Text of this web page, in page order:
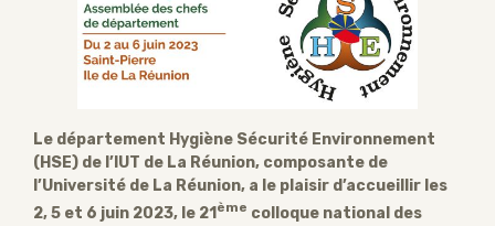
Le département Hygiène Sécurité Environnement
(HSE) de l’IUT de La Réunion, composante de
l’Université de La Réunion, a le plaisir d’accueillir les
2, 5 et 6 juin 2023, le 21 ème colloque national des